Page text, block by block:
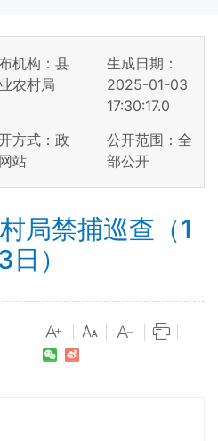
机构：县
农村局
生成日期：
2025-01-03
17:30:17.0
方式：政
站
公开范围：全
部公开
局禁捕巡查（1
日）